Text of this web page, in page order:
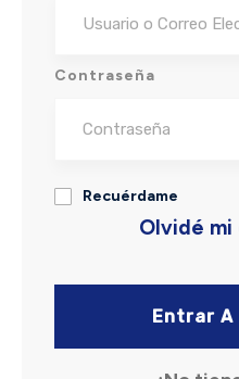
Contraseña
Recuérdame
Olvidé mi
Entrar A